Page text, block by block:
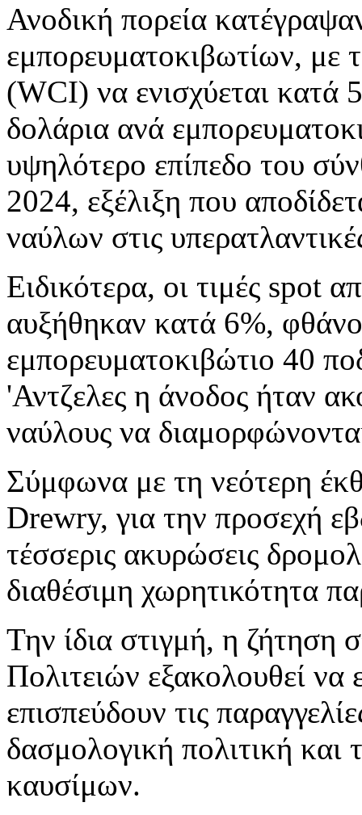
Ανοδική πορεία
εμπορευματοκιβωτίων,
(WCI) να ενισχύεται κατά
δολάρια ανά
υψηλότερο επίπεδο του
2024, εξέλιξη που
ναύλων στις
Ειδικότερα, οι τιμές spot
αυξήθηκαν κατά 6%,
εμπορευματοκιβώτιο 40
'Αντζελες η άνοδος ήταν
ναύλους να
Σύμφωνα με τη νεότερη
Drewry, για την προσεχή
τέσσερις ακυρώσεις
διαθέσιμη χωρητικότητα
Την ίδια στιγμή, η
Πολιτειών εξακολουθεί να
επισπεύδουν τις
δασμολογική πολιτική
καυσίμων.